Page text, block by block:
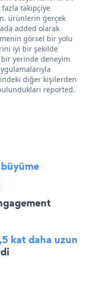
fazla takipçiye
ürünlerin gerçek
added olarak
görsel bir yolu
iyi bir şekilde
yerinde deneyim
diğer kişilerden
reported.
kat daha uzun